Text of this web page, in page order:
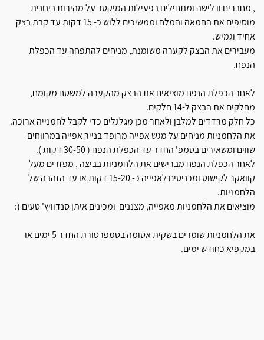
, מחברים וו לישה ומתחילים בפעילות המיקסר על מהירות בינונית
מוסיפים את החמאה והמלח וממשיכים ללוש כ- 15 דקות עד קבת בצק
אחיד וגמיש.
מעבירים את הבצק לקערה משומנת, מניחים להתפחה עד הכפלת
הנפח.
לאחר הכפלת הנפח מוציאים את הבצק מהקערה למשטח מקומח,
מחלקים את הבצק ל-14 חלקים.
כל חלק מרדדים למלבן ולאחר מכן מגלגלים כדי לקבל לחמנייה ארוכה.
את הלחמניות מניחים על מגש אפייה מרופד בנייר אפייה במרווחים
שווים ומשאירים בטמפ' החדר עד הכפלת הנפח ( 30-50 דקות ).
לאחר הכפלת הנפח מברישים את הלחמניות בביצה , מפזרים מעל
קוואקר לקישוט ומכניסים לאפייה כ- 15-20 דקות או עד הזהבה של
הלחמניות.
מוציאים את הלחמניות מאפייה, מצננים ומכינים איתן סנדוויץ' טעים (:
את הלחמניות שומרים בשקית אטומה בטמפרטורת החדר 5 ימים או
במקפיא כחודש ימים.